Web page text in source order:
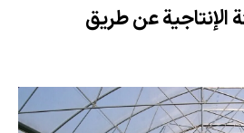
الإنتاجية عن طريق